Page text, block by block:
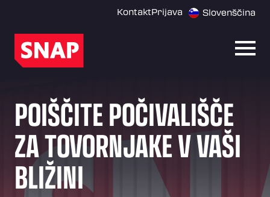
KontaktPrijava Slovenščina
POIŠČITE POČIVALIŠČE
ZA TOVORNJAKE V VAŠI
BLIŽINI